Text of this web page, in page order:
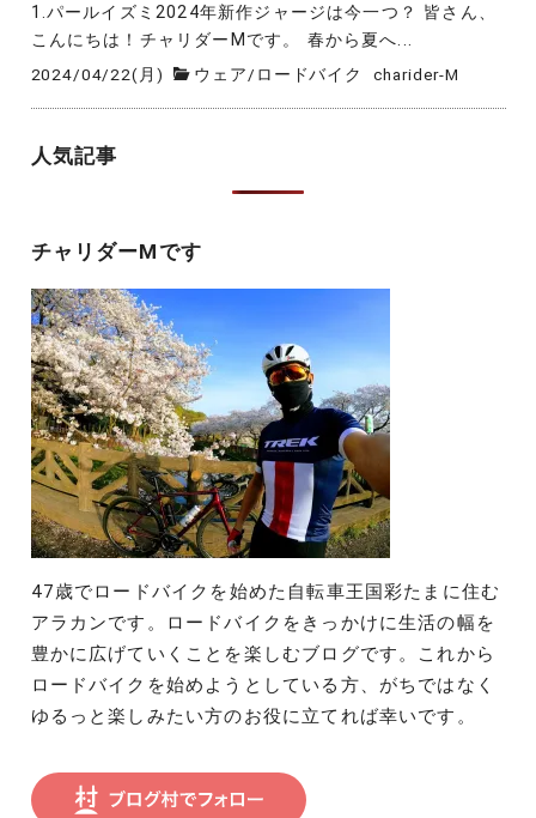
1.パールイズミ2024年新作ジャージは今一つ？ 皆さん、
こんにちは！チャリダーMです。 春から夏へ...
2024/04/22(月) ウェア/ ロードバイク charider-M
人気記事
チャリダーMです
47歳でロードバイクを始めた自転車王国彩たまに住む
アラカンです。ロードバイクをきっかけに生活の幅を
豊かに広げていくことを楽しむブログです。これから
ロードバイクを始めようとしている方、がちではなく
ゆるっと楽しみたい方のお役に立てれば幸いです。